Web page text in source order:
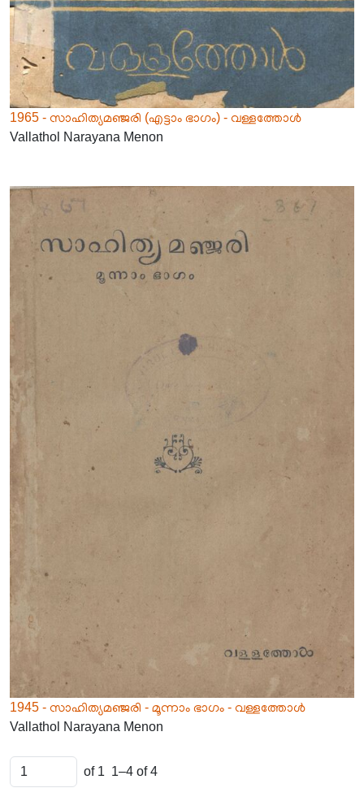
1965 - സാഹിത്യമഞ്ജരി (എട്ടാം ഭാഗം) - വള്ളത്തോൾ
Vallathol Narayana Menon
1945 - സാഹിത്യമഞ്ജരി - മൂന്നാം ഭാഗം - വള്ളത്തോൾ
Vallathol Narayana Menon
of 1 1–4 of 4